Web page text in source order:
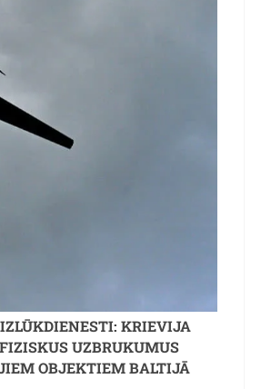
KRIEVIJA
UZBRUKUMUS
OBJEKTIEM BALTIJĀ